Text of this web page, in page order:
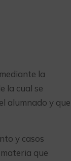
la
la cual se
alumnado y que
y casos
que